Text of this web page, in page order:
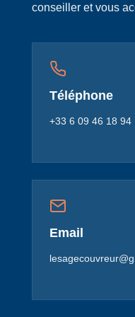
conseiller et vous
Téléphone
+33 6 09 46 18 94
Email